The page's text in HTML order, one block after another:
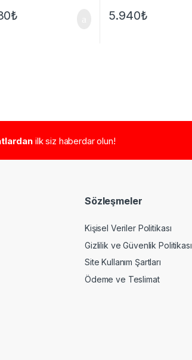
₺ 5.940₺
ilk siz haberdar olun!
Sözleşmeler
Kişisel Veriler Politikası
Gizlilik ve Güvenlik Politikası
Site Kullanım Şartları
Ödeme ve Teslimat